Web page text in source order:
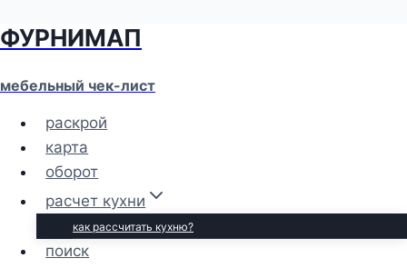
Перейти
содержимому
ФУРНИМАП
мебельный чек-лист
раскрой
карта
оборот
расчет кухни
как рассчитать кухню?
поиск